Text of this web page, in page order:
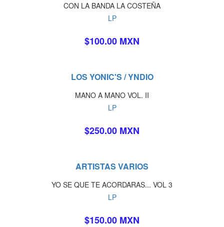
CON LA BANDA LA COSTEÑA
LP
$100.00 MXN
LOS YONIC'S / YNDIO
MANO A MANO VOL. II
LP
$250.00 MXN
ARTISTAS VARIOS
YO SE QUE TE ACORDARAS... VOL 3
LP
$150.00 MXN